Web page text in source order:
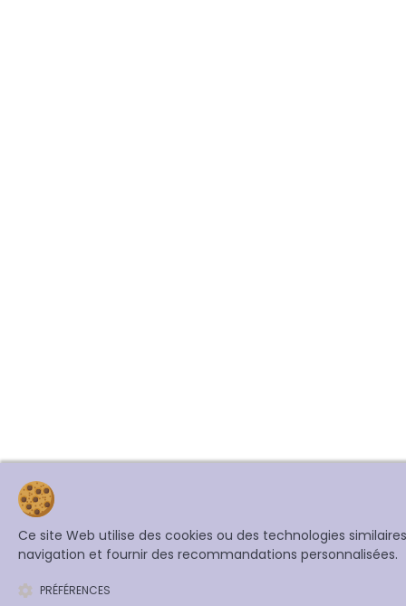
Ce site Web utilise des cookies ou des technologies
navigation et fournir des recommandations personnalisées.
PRÉFÉRENCES